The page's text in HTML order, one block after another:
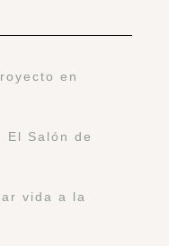
en
El Salón de
vida a la